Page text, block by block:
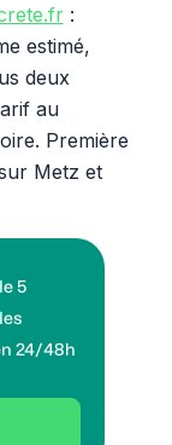
:
estimé,
deux
au
Première
Metz et
5
24/48h